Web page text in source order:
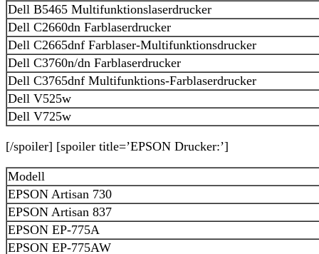
Dell B5465 Multifunktionslaserdrucker
Dell C2660dn Farblaserdrucker
Dell C2665dnf Farblaser-Multifunktionsdrucker
Dell C3760n/dn Farblaserdrucker
Dell C3765dnf Multifunktions-Farblaserdrucker
Dell V525w
Dell V725w
[/spoiler] [spoiler title=’EPSON Drucker:’]
Modell
EPSON Artisan 730
EPSON Artisan 837
EPSON EP-775A
EPSON EP-775AW